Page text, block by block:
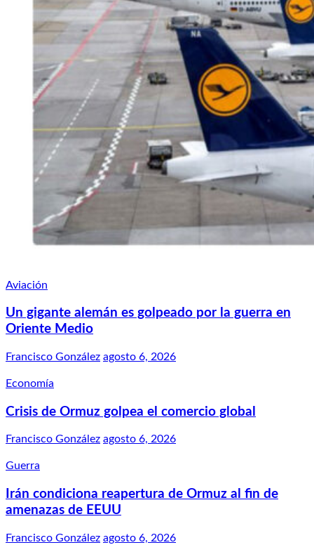
Aviación
Un gigante alemán es golpeado por la guerra en
Oriente Medio
Francisco González agosto 6, 2026
Economía
Crisis de Ormuz golpea el comercio global
Francisco González agosto 6, 2026
Guerra
Irán condiciona reapertura de Ormuz al fin de
amenazas de EEUU
Francisco González agosto 6, 2026